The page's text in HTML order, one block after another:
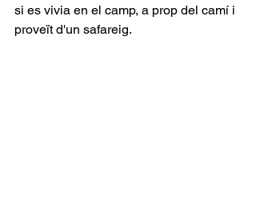
si es vivia en el camp, a prop del camí i
proveït d'un safareig.